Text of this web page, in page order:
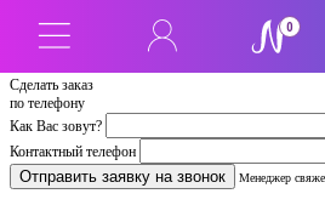
Сделать заказ
по телефону
Как Вас зовут?
Контактный телефон
Менеджер
0